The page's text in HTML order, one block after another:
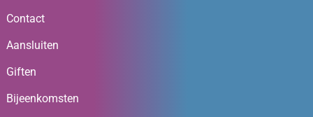
Contact
Aansluiten
Giften
Bijeenkomsten